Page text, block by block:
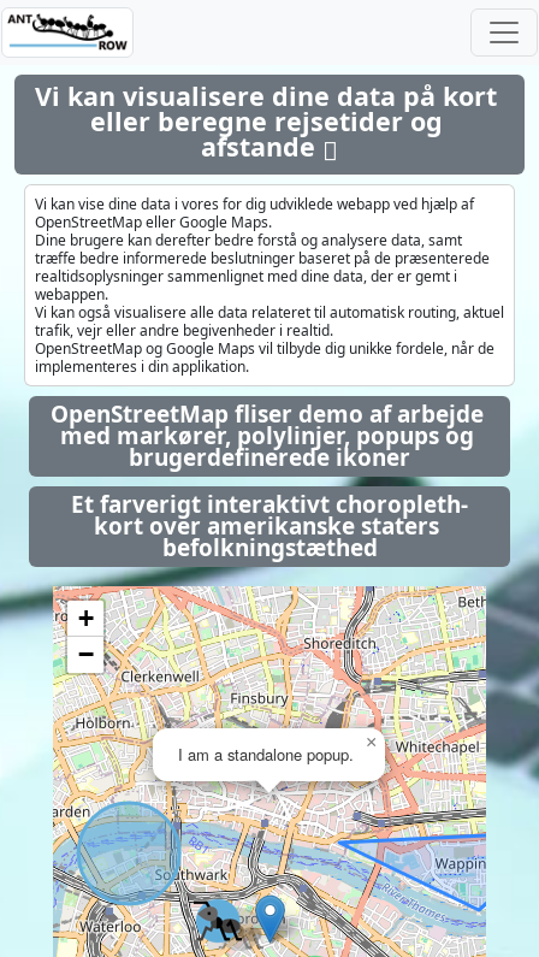
Vi kan visualisere dine data på kort
eller beregne rejsetider og
afstande
Vi kan vise dine data i vores for dig udviklede webapp ved hjælp af
OpenStreetMap eller Google Maps.
Dine brugere kan derefter bedre forstå og analysere data, samt
træffe bedre informerede beslutninger baseret på de præsenterede
realtidsoplysninger sammenlignet med dine data, der er gemt i
webappen.
Vi kan også visualisere alle data relateret til automatisk routing, aktuel
trafik, vejr eller andre begivenheder i realtid.
OpenStreetMap og Google Maps vil tilbyde dig unikke fordele, når de
implementeres i din applikation.
OpenStreetMap fliser demo af arbejde
med markører, polylinjer, popups og
brugerdefinerede ikoner
Et farverigt interaktivt choropleth-
kort over amerikanske staters
befolkningstæthed
I am a standalone popup.
×
+
−